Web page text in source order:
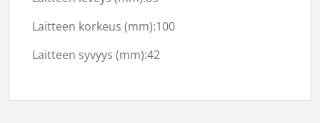
Laitteen korkeus (mm):100
Laitteen syvyys (mm):42